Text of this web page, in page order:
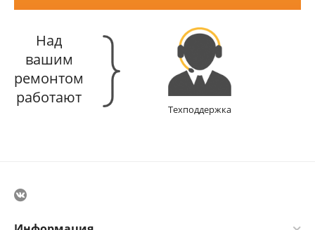
Над
вашим
ремонтом
работают
Техподдержка